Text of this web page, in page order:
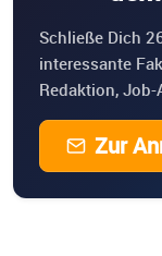
Schließe Dich
interessante
Redaktion,
Zur